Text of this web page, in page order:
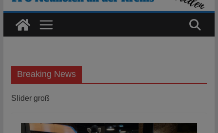
Breaking News
Slider groß